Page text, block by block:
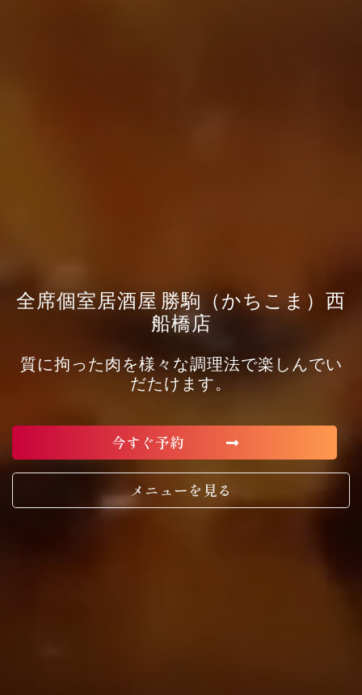
全席個室居酒屋 勝駒（かちこま）西
船橋店
質に拘った肉を様々な調理法で楽しんでい
だたけます。
今すぐ予約
メニューを見る